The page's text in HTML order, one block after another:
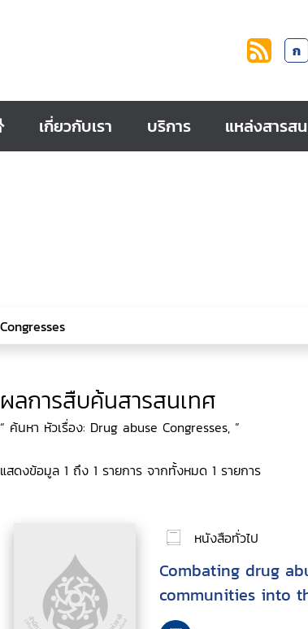
ก
เกี่ยวกับเรา บริการ แหล่งสารส
ผลการสืบค้นสารสนเทศ
“ ค้นหา หัวเรื่อง: Drug abuse Congresses, ”
แสดงข้อมูล 1 ถึง 1 รายการ จากทั้งหมด 1 รายการ
หนังสือทั่วไป
Combating drug
communities into